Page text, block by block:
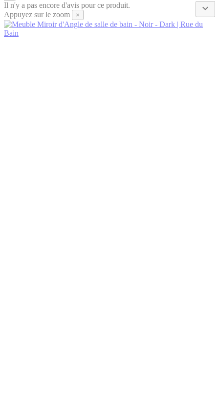

Il n'y a pas encore d'avis pour ce produit.
Appuyez sur le zoom
×